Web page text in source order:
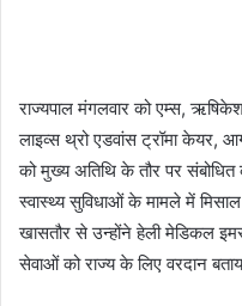
राज्यपाल मंगलवार को एम्स,
लाइव्स थ्रो एडवांस ट्रॉमा केयर,
को मुख्य अतिथि के तौर पर
स्वास्थ्य सुविधाओं के मामले में
खासतौर से उन्होंने हेली मेडिकल
सेवाओं को राज्य के लिए वरदान